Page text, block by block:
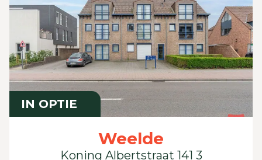
IN OPTIE
Weelde
Koning Albertstraat 141 3